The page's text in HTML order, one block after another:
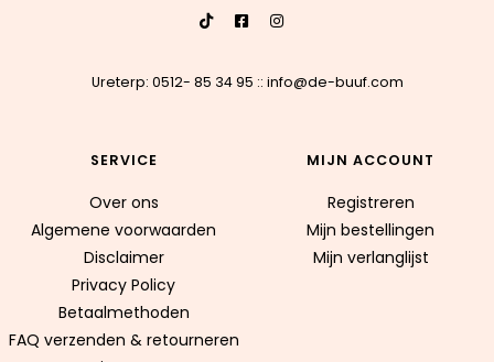
Ureterp: 0512- 85 34 95 :: info@de-buuf.com
SERVICE
Over ons
Algemene voorwaarden
Disclaimer
Privacy Policy
Betaalmethoden
FAQ verzenden & retourneren
MIJN ACCOUNT
Registreren
Mijn bestellingen
Mijn verlanglijst